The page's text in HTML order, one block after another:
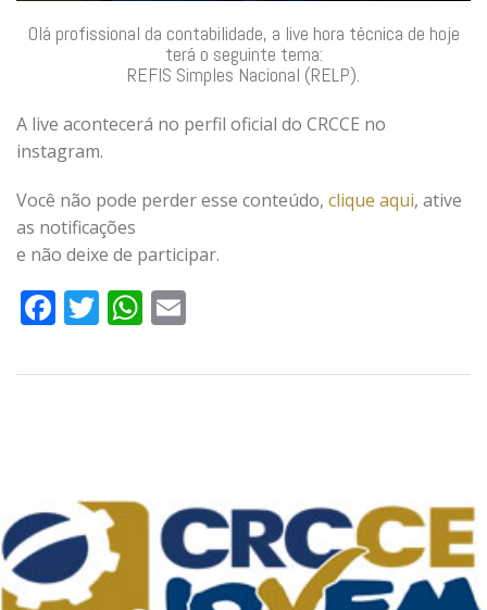
Olá profissional da contabilidade, a live hora técnica de hoje
terá o seguinte tema:
REFIS Simples Nacional (RELP).
A live acontecerá no perfil oficial do CRCCE no
instagram.
Você não pode perder esse conteúdo, clique aqui, ative
as notificações
e não deixe de participar.
Facebook
TwitterWhatsApp